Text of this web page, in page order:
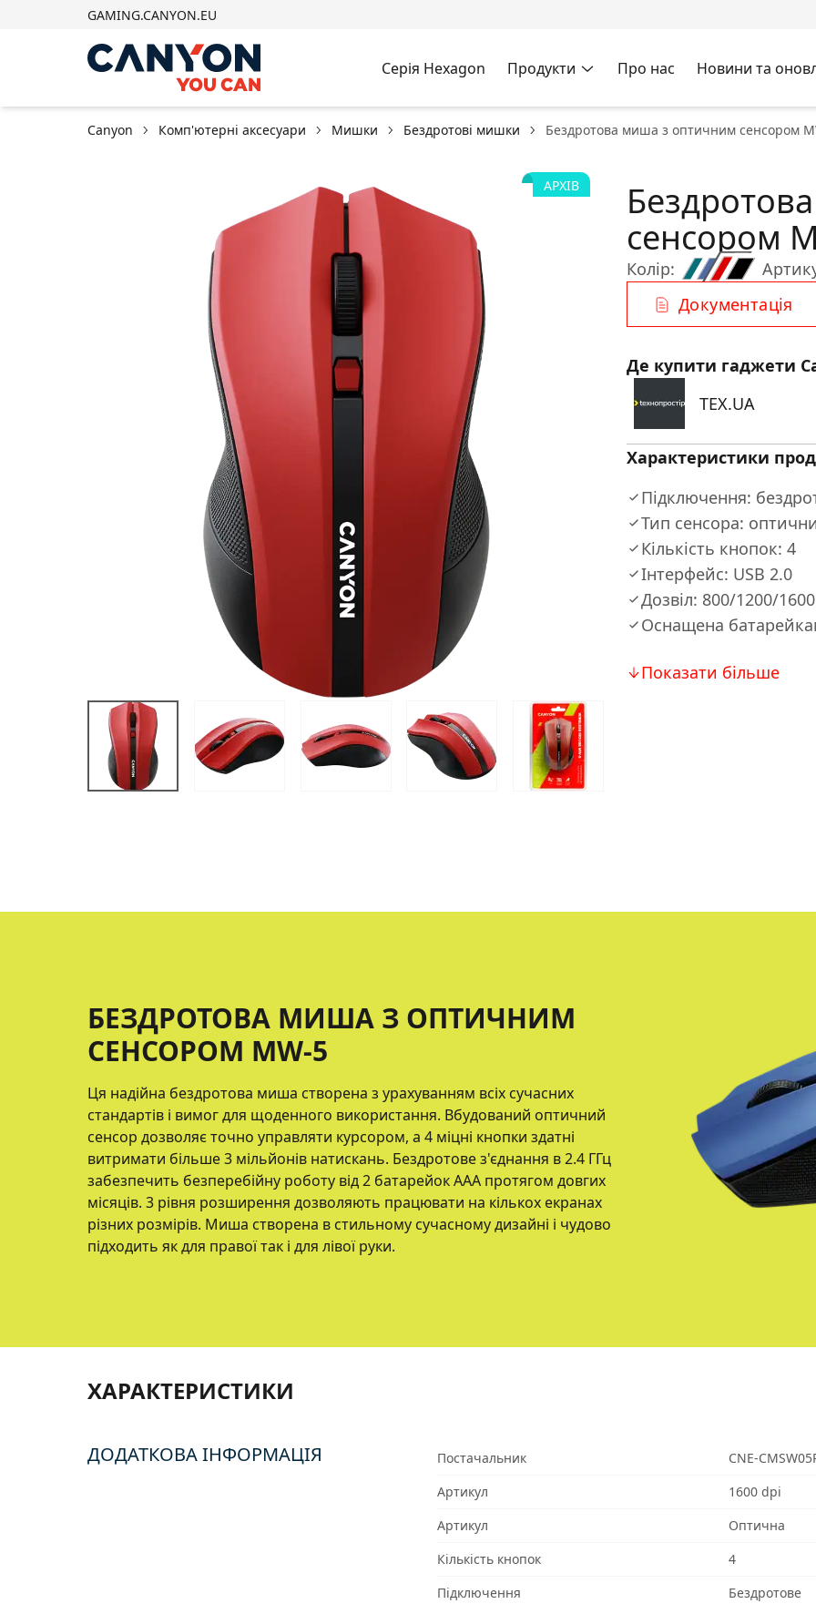
GAMING.CANYON.EU
Серія Hexagon Продукти Про нас Новини та
Canyon Комп'ютерні аксесуари Мишки Бездротові мишки Бездротова миша з оптичним сенсором
АРХІВ
Колір:
сенсором
Документація
Характеристики
Підключення:
Тип сенсора:
Кількість кнопок: 4
Інтерфейс: USB 2.0
Дозвіл: 800/1200/
Оснащена
Показати більше
Де купити гаджети
TEX.UA
БЕЗДРОТОВА МИША З ОПТИЧНИМ
СЕНСОРОМ MW-5
Ця надійна бездротова миша створена з урахуванням всіх сучасних
стандартів і вимог для щоденного використання. Вбудований оптичний
сенсор дозволяє точно управляти курсором, а 4 міцні кнопки здатні
витримати більше 3 мільйонів натискань. Бездротове з'єднання в 2.4 ГГц
забезпечить безперебійну роботу від 2 батарейок ААА протягом довгих
місяців. 3 рівня розширення дозволяють працювати на кількох екранах
різних розмірів. Миша створена в стильному сучасному дизайні і чудово
підходить як для правої так і для лівої руки.
ХАРАКТЕРИСТИКИ
ДОДАТКОВА ІНФОРМАЦІЯ Постачальник
CNE-
Артикул
1600 dpi
Артикул
Оптична
Кількість кнопок
4
Підключення
Бездротове